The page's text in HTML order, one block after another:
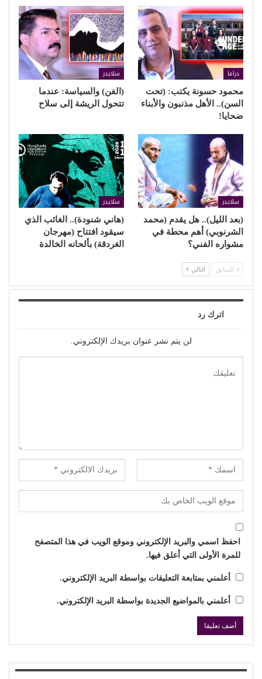
دراما
محمود حسونة يكتب: (تحت
السن).. الأهل مذنبون والأبناء
ضحايا!
سلايدر
(الفن) والسياسة: عندما
تتحول الريشة إلى سلاح
سلايدر
(بعد الليل).. هل يقدم (محمد
الشرنوبي) أهم محطة في
مشواره الفني؟
سلايدر
(هاني شنودة).. الغائب الذي
سيقود افتتاح (مهرجان
الغردقة) بألحانه الخالدة
السابق التالي
اترك رد
لن يتم نشر عنوان بريدك الإلكتروني.
احفظ اسمي والبريد الإلكتروني وموقع الويب في هذا المتصفح
للمرة الأولى التي أعلق فيها.
أعلمني بمتابعة التعليقات بواسطة البريد الإلكتروني.
أعلمني بالمواضيع الجديدة بواسطة البريد الإلكتروني.